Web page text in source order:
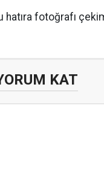
hatıra fotoğrafı
KAT